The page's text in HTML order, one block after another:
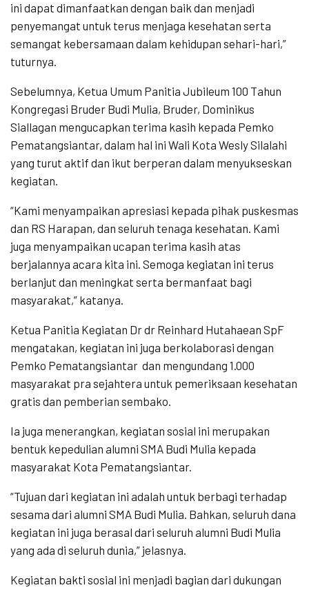
ini dapat dimanfaatkan dengan baik dan menjadi
penyemangat untuk terus menjaga kesehatan serta
semangat kebersamaan dalam kehidupan sehari-hari,”
tuturnya.
Sebelumnya, Ketua Umum Panitia Jubileum 100 Tahun
Kongregasi Bruder Budi Mulia, Bruder, Dominikus
Siallagan mengucapkan terima kasih kepada Pemko
Pematangsiantar, dalam hal ini Wali Kota Wesly Silalahi
yang turut aktif dan ikut berperan dalam menyukseskan
kegiatan.
“Kami menyampaikan apresiasi kepada pihak puskesmas
dan RS Harapan, dan seluruh tenaga kesehatan. Kami
juga menyampaikan ucapan terima kasih atas
berjalannya acara kita ini. Semoga kegiatan ini terus
berlanjut dan meningkat serta bermanfaat bagi
masyarakat,” katanya.
Ketua Panitia Kegiatan Dr dr Reinhard Hutahaean SpF
mengatakan, kegiatan ini juga berkolaborasi dengan
Pemko Pematangsiantar dan mengundang 1.000
masyarakat pra sejahtera untuk pemeriksaan kesehatan
gratis dan pemberian sembako.
Ia juga menerangkan, kegiatan sosial ini merupakan
bentuk kepedulian alumni SMA Budi Mulia kepada
masyarakat Kota Pematangsiantar.
“Tujuan dari kegiatan ini adalah untuk berbagi terhadap
sesama dari alumni SMA Budi Mulia. Bahkan, seluruh dana
kegiatan ini juga berasal dari seluruh alumni Budi Mulia
yang ada di seluruh dunia,” jelasnya.
Kegiatan bakti sosial ini menjadi bagian dari dukungan